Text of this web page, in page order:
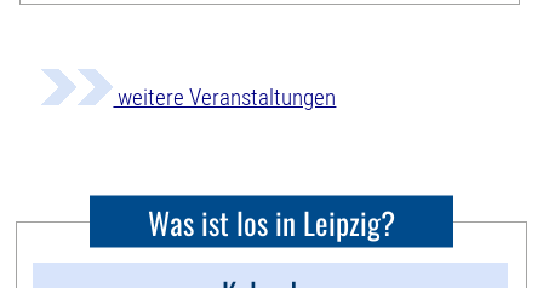
weitere Veranstaltungen
Was ist los in Leipzig?